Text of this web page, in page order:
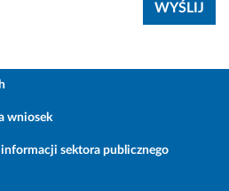
wniosek
sektora publicznego